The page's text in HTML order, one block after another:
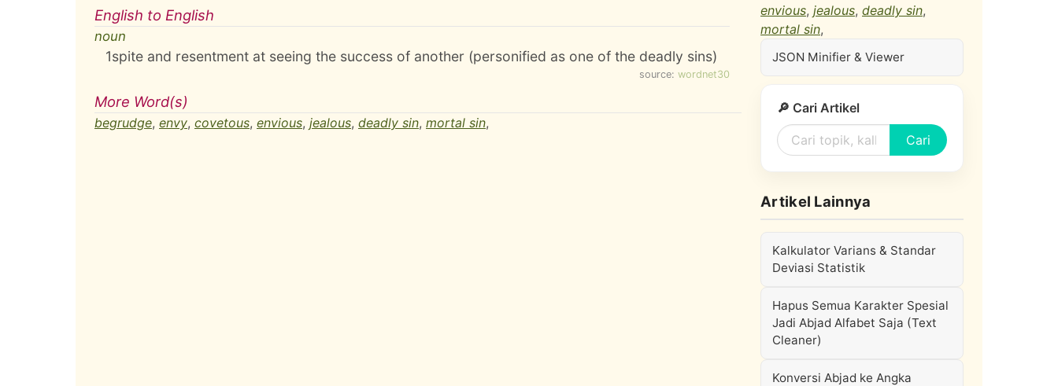
English to English
noun
1spite and resentment at seeing the success of another (personified as one of the deadly sins)
source: wordnet30
More Word(s)
begrudge, envy, covetous, envious, jealous, deadly sin, mortal sin,
envious, jealous, deadly sin,
mortal sin,
JSON Minifier & Viewer
🔎 Cari Artikel
Cari
Artikel Lainnya
Kalkulator Varians & Standar
Deviasi Statistik
Hapus Semua Karakter Spesial
Jadi Abjad Alfabet Saja (Text
Cleaner)
Konversi Abjad ke Angka